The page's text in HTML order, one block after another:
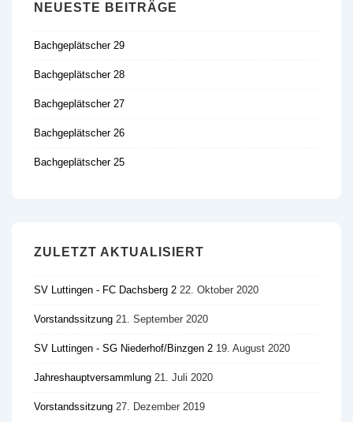
NEUESTE BEITRÄGE
Bachgeplätscher 29
Bachgeplätscher 28
Bachgeplätscher 27
Bachgeplätscher 26
Bachgeplätscher 25
ZULETZT AKTUALISIERT
SV Luttingen - FC Dachsberg 2 22. Oktober 2020
Vorstandssitzung 21. September 2020
SV Luttingen - SG Niederhof/​Binzgen 2 19. August 2020
Jahreshauptversammlung 21. Juli 2020
Vorstandssitzung 27. Dezember 2019